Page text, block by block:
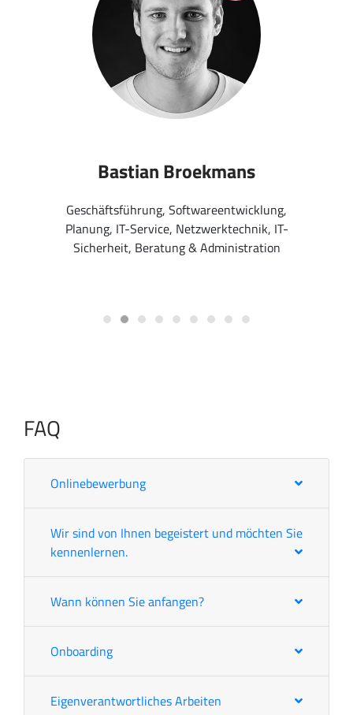
Bastian Broekmans
Geschäftsführung, Softwareentwicklung,
Planung, IT-Service, Netzwerktechnik, IT-
Sicherheit, Beratung & Administration
FAQ
Onlinebewerbung
Wir sind von Ihnen begeistert und möchten Sie
kennenlernen.
Wann können Sie anfangen?
Onboarding
Eigenverantwortliches Arbeiten